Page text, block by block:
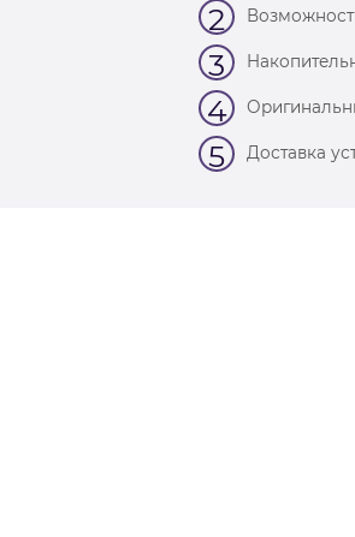
2
3
4
5 Доставка